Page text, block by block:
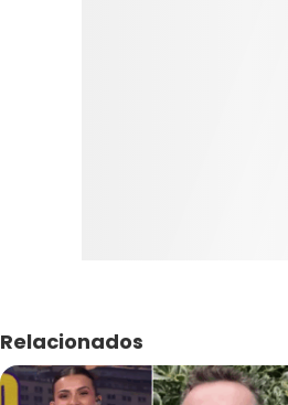
Relacionados